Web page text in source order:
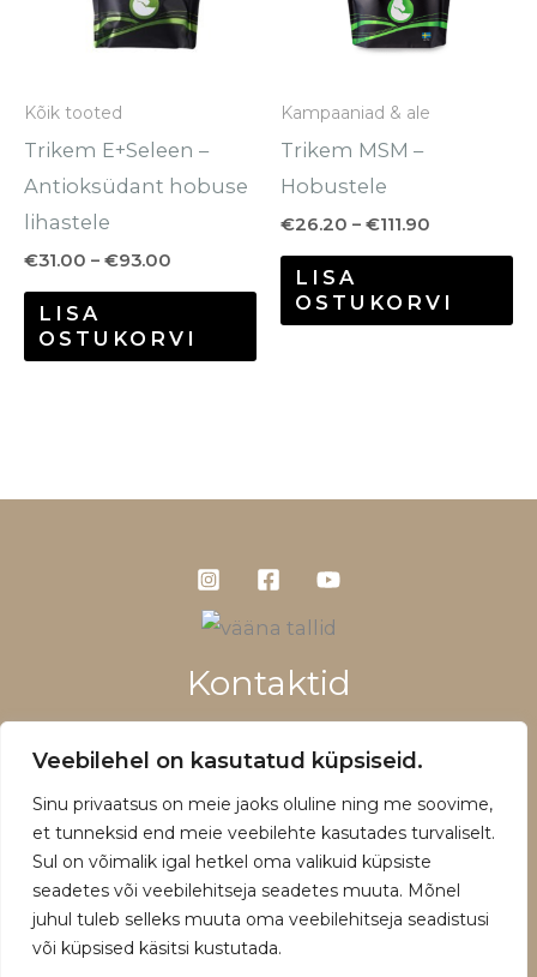
Veebilehel on kasutatud küpsiseid.
Sinu privaatsus on meie jaoks oluline ning me soovime,
et tunneksid end meie veebilehte kasutades turvaliselt.
Sul on võimalik igal hetkel oma valikuid küpsiste
seadetes või veebilehitseja seadetes muuta. Mõnel
juhul tuleb selleks muuta oma veebilehitseja seadistusi
või küpsised käsitsi kustutada.
Kõik tooted
Trikem E+Seleen –
Antioksüdant hobuse
lihastele
€31.00 – €93.00
LISA
OSTUKORVI
teha
tootelehel.
Kampaaniad & ale
Trikem MSM –
Hobustele
€26.20 – €111.90
LISA
OSTUKORVI
Kontaktid
+372 5660 1028
Müügitingimused ja privaatsuspoliitika
Copyright © 2026 | Powered by Vääna Tallid